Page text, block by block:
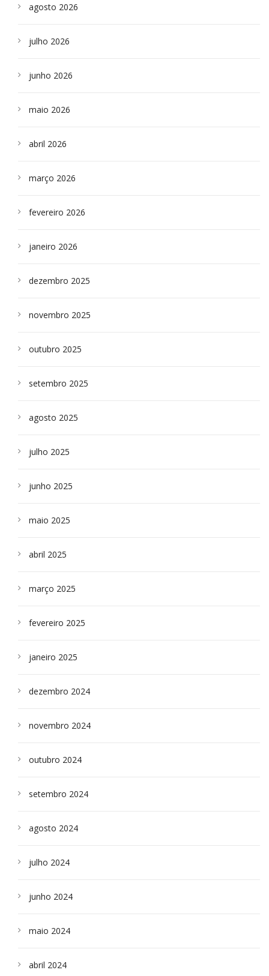
agosto 2026
julho 2026
junho 2026
maio 2026
abril 2026
março 2026
fevereiro 2026
janeiro 2026
dezembro 2025
novembro 2025
outubro 2025
setembro 2025
agosto 2025
julho 2025
junho 2025
maio 2025
abril 2025
março 2025
fevereiro 2025
janeiro 2025
dezembro 2024
novembro 2024
outubro 2024
setembro 2024
agosto 2024
julho 2024
junho 2024
maio 2024
abril 2024